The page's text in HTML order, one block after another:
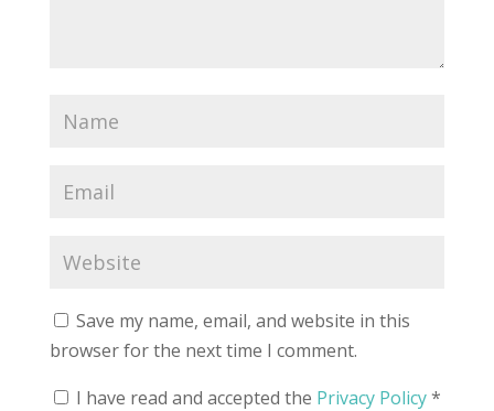
Save my name, email, and website in this
browser for the next time I comment.
I have read and accepted the Privacy Policy*